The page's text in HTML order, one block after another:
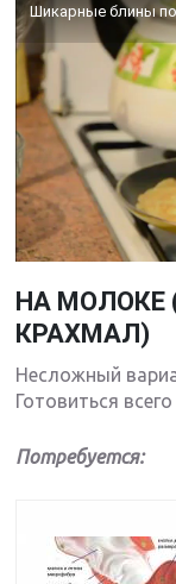
Шикарные блины
НА МОЛОКЕ
КРАХМАЛ)
Несложный
Готовиться
Потребуется: